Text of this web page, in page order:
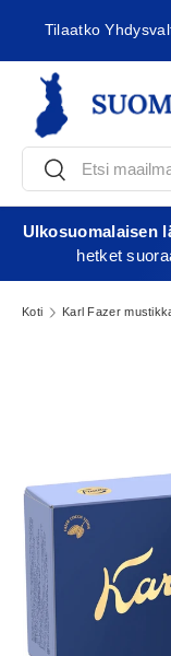
Jatka sisältöön
Tilaatko
EtsiEtsi
Ulkosuomalaisen
hetket
Koti Karl Fazer